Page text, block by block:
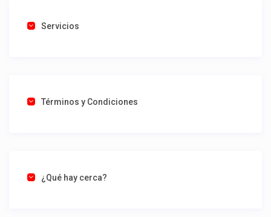
Servicios
Términos y Condiciones
¿Qué hay cerca?